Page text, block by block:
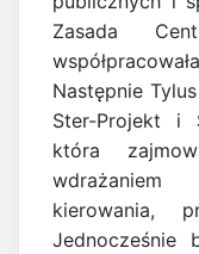
Zasada
Następnie
Ster-Projekt i
która
kierowania,
Jednocześnie